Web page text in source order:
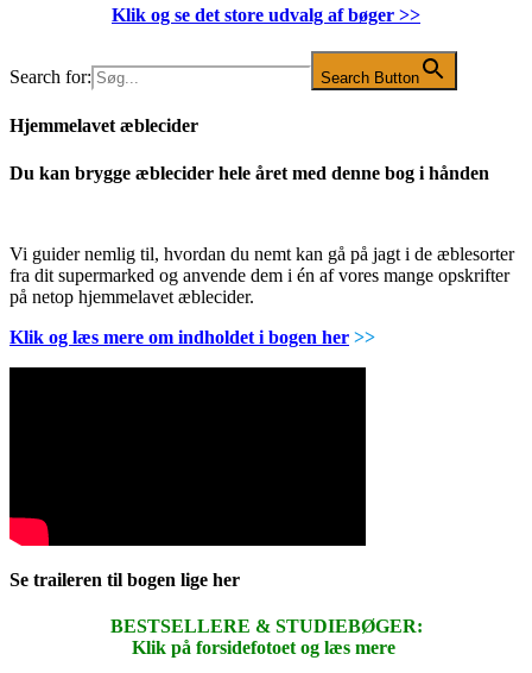
Klik og se det store udvalg af bøger >>
Search for: Search Button
Hjemmelavet æblecider
Du kan brygge æblecider hele året med denne bog i hånden
Vi guider nemlig til, hvordan du nemt kan gå på jagt i de æblesorter
fra dit supermarked og anvende dem i én af vores mange opskrifter
på netop hjemmelavet æblecider.
Klik og læs mere om indholdet i bogen her >>
Se traileren til bogen lige her
BESTSELLERE & STUDIEBØGER:
Klik på forsidefotoet og læs mere